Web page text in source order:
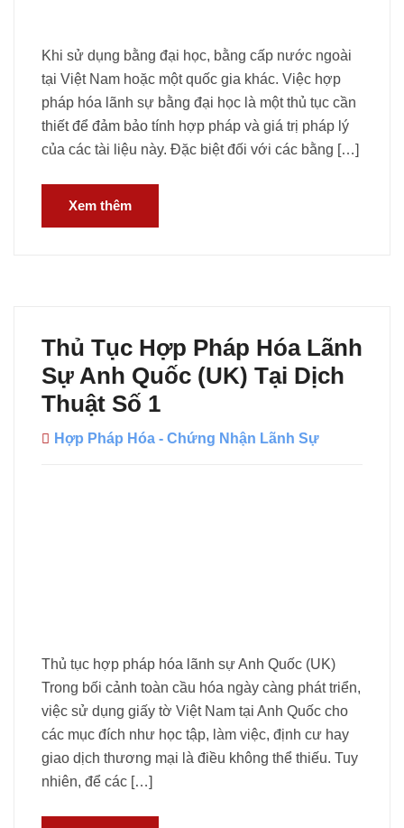
Khi sử dụng bằng đại học, bằng cấp nước ngoài
tại Việt Nam hoặc một quốc gia khác. Việc hợp
pháp hóa lãnh sự bằng đại học là một thủ tục cần
thiết để đảm bảo tính hợp pháp và giá trị pháp lý
của các tài liệu này. Đặc biệt đối với các bằng […]
Xem thêm
Thủ Tục Hợp Pháp Hóa Lãnh
Sự Anh Quốc (UK) Tại Dịch
Thuật Số 1
Hợp Pháp Hóa - Chứng Nhận Lãnh Sự
Thủ tục hợp pháp hóa lãnh sự Anh Quốc (UK)
Trong bối cảnh toàn cầu hóa ngày càng phát triển,
việc sử dụng giấy tờ Việt Nam tại Anh Quốc cho
các mục đích như học tập, làm việc, định cư hay
giao dịch thương mại là điều không thể thiếu. Tuy
nhiên, để các […]